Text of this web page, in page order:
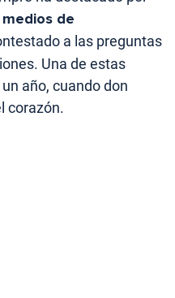
de
a las preguntas
Una de estas
año, cuando don
corazón.